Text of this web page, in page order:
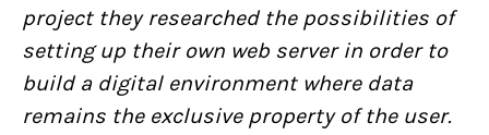
project they researched the possibilities of
setting up their own web server in order to
build a digital environment where data
remains the exclusive property of the user.